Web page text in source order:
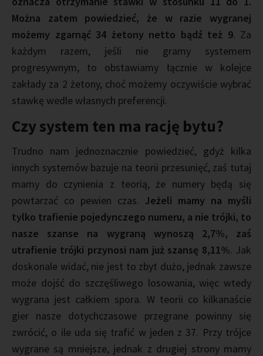
Można zatem powiedzieć, że w razie wygranej
możemy zgarnąć 34 żetony netto bądź też 9. Za
każdym razem, jeśli nie gramy systemem
progresywnym, to obstawiamy łącznie w kolejce
zakłady za 2 żetony, choć możemy oczywiście wybrać
stawkę wedle własnych preferencji.
Czy system ten ma rację bytu?
Trudno nam jednoznacznie powiedzieć, gdyż kilka
innych systemów bazuje na teorii przesunięć, zaś tutaj
mamy do czynienia z teorią, że numery będą się
powtarzać co pewien czas. Jeżeli mamy na myśli
tylko trafienie pojedynczego numeru, a nie trójki, to
nasze szanse na wygraną wynoszą 2,7%, zaś
utrafienie trójki przynosi nam już szansę 8,11%. Jak
doskonale widać, nie jest to zbyt dużo, jednak zawsze
może dojść do szczęśliwego losowania, więc wtedy
wygrana jest całkiem spora. W teorii co kilkanaście
gier nasze dotychczasowe przegrane powinny się
zwrócić, o ile uda się trafić w jeden z 37. Przy trójce
wygrane są mniejsze, jednak z drugiej strony mamy